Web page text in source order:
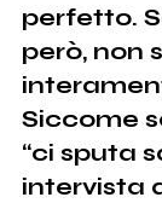
perfetto.
però, non
Siccome
“ci sputa
intervista